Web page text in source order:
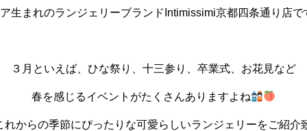
生まれのランジェリーブランドIntimissimi京都四条通り店で
３月といえば、ひな祭り、十三参り、卒業式、お花見など
春を感じるイベントがたくさんありますよね
れからの季節にぴったりな可愛らしいランジェリーをご紹介